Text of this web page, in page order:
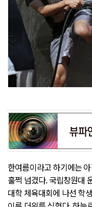
한여름이라고 하기에는
훌쩍 넘겼다. 국립창원대
대학 체육대회에 나선 학